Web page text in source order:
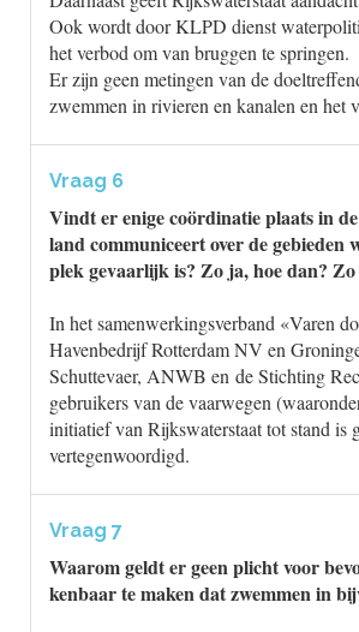
Ook wordt door KLPD dienst
het verbod om van bruggen te springen.
Er zijn geen metingen van de
zwemmen in rivieren en kanalen en het
Vraag 6
Vindt er enige coördinatie plaats in
land communiceert over de gebieden
plek gevaarlijk is? Zo ja, hoe dan? Zo
In het samenwerkingsverband «Varen
Havenbedrijf Rotterdam NV en
Schuttevaer, ANWB en de Stichting
gebruikers van de vaarwegen
initiatief van Rijkswaterstaat tot stand
vertegenwoordigd.
Vraag 7
Waarom geldt er geen plicht voor
kenbaar te maken dat zwemmen in